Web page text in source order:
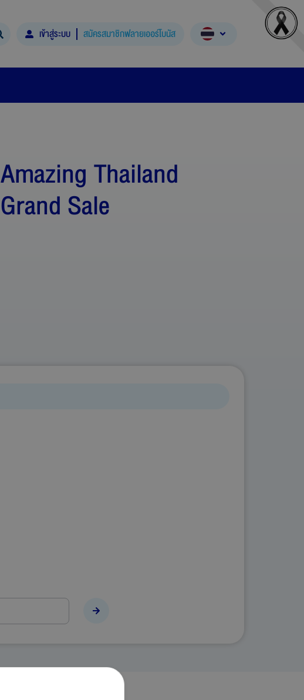
เข้าสู่ระบบ สมัครสมาชิกฟลายเออร์โบนัส
Amazing Thailand
Grand Sale